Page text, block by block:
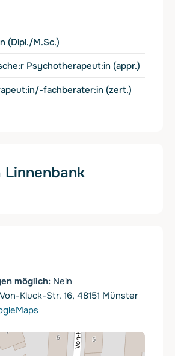
(Dipl./M.Sc.)
Psychotherapeut:in (appr.)
fachberater:in (zert.)
Linnenbank
möglich: Nein
Von-Kluck-Str. 16, 48151 Münster